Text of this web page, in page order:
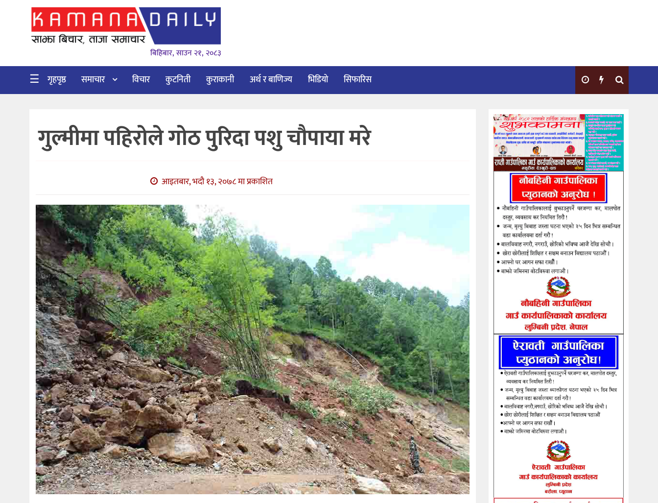
गृहपृष्ठ
विचार
कुटनिती
सिफारिस
बिहिबार, साउन २१, २०८३
☰ गृहपृष्ठ समाचार विचार कुटनिती कुराकानी अर्थ र बाणिज्य भिडियो सिफारिस
गुल्मीमा पहिरोले गोठ पुरिदा पशु चौपाया मरे
आइतबार, भदौ १३, २०७८ मा प्रकाशित